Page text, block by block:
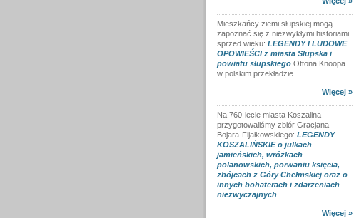
Mieszkańcy ziemi słupskiej mogą
zapoznać się z niezwykłymi historiami
sprzed wieku: LEGENDY I LUDOWE
OPOWIEŚCI z miasta Słupska i
powiatu słupskiegoOttona Knoopa
w polskim przekładzie.
Więcej »
Na 760-lecie miasta Koszalina
przygotowaliśmy zbiór Gracjana
Bojara-Fijałkowskiego: LEGENDY
KOSZALIŃSKIE o julkach
jamieńskich, wróżkach
polanowskich, porwaniu księcia,
zbójcach z Góry Chełmskiej oraz o
innych bohaterach i zdarzeniach
niezwyczajnych.
Więcej »